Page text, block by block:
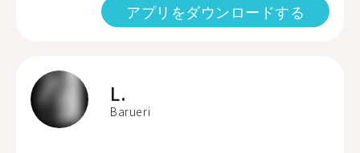
アプリをダウンロードする
L.
Barueri